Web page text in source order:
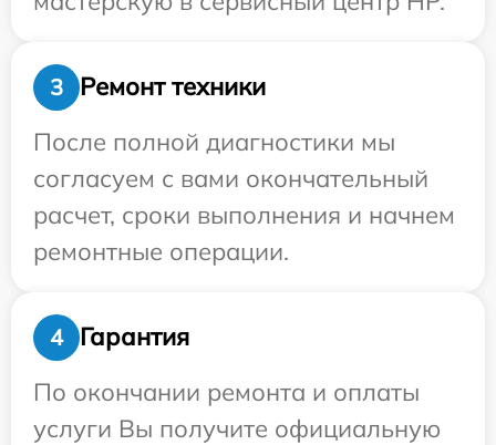
3
Ремонт техники
После полной диагностики мы
согласуем с вами окончательный
расчет, сроки выполнения и начнем
ремонтные операции.
4
Гарантия
По окончании ремонта и оплаты
услуги Вы получите официальную